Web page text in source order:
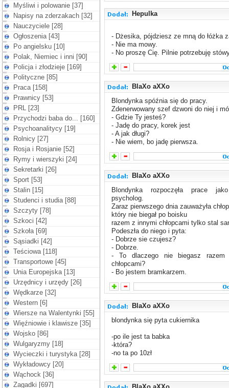
Myśliwi i polowanie [37]
Napisy na zderzakach [32]
Nauczyciele [28]
Ogłoszenia [43]
Po angielsku [10]
Polak, Niemiec i inni [90]
Policja i złodzieje [169]
Polityczne [85]
Praca [158]
Prawnicy [53]
PRL [23]
Przychodzi baba do... [160]
Psychoanalitycy [19]
Rolnicy [27]
Rosja i Rosjanie [52]
Rymy i wierszyki [24]
Sekretarki [26]
Sport [53]
Stalin [15]
Studenci i studia [88]
Szczyty [78]
Szkoci [42]
Szkoła [69]
Sąsiadki [42]
Teściowa [118]
Transportowe [45]
Unia Europejska [13]
Urzędnicy i urzędy [26]
Wędkarze [32]
Western [6]
Wiersze na Walentynki [55]
Więźniowie i klawisze [35]
Wojsko [86]
Wulgaryzmy [18]
Wycieczki i turystyka [28]
Wykładowcy [20]
Wąchock [36]
Zagadki [697]
Hepulka
- Dżesika, pójdziesz ze mną do łóżka
- Nie ma mowy.
- No proszę Cię. Pilnie potrzebuję
BlaXo aXXo
Blondynka spóźnia się do pracy.
Zdenerwowany szef dzwoni do niej i
- Gdzie Ty jesteś?
- Jadę do pracy, korek jest
- A jak długi?
- Nie wiem, bo jadę pierwsza.
BlaXo aXXo
Blondynka rozpoczęła prace
psycholog.
Zaraz pierwszego dnia zauważyła
który nie biegał po boisku
razem z innymi chłopcami tylko stal
Podeszła do niego i pyta:
- Dobrze sie czujesz?
- Dobrze.
- To dlaczego nie biegasz
chłopcami?
- Bo jestem bramkarzem.
BlaXo aXXo
blondynka się pyta cukiernika
-po ile jest ta babka
-która?
-no ta po 10zł